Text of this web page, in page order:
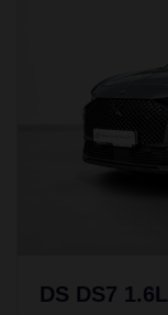
DS DS7 1.6L